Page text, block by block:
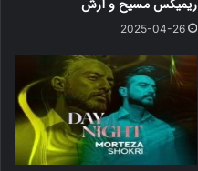
ریمیکس مسیح و آرش
2025-04-26